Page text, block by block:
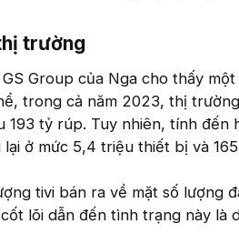
trường​
Group của Nga cho thấy một
trong cả năm 2023, thị
193 tỷ rúp. Tuy nhiên, tính đến
ở mức 5,4 triệu thiết bị và
tivi bán ra về mặt số lượng
lõi dẫn đến tình trạng này là